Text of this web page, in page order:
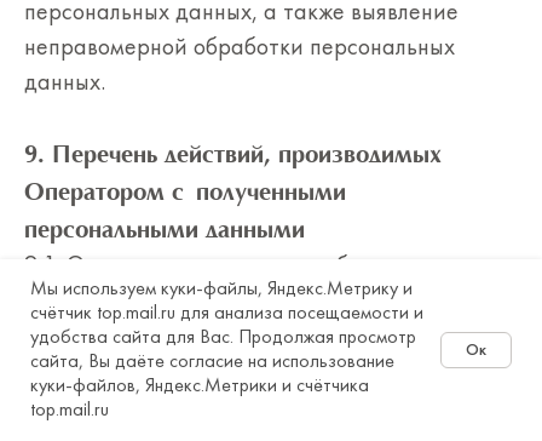
персональных данных, а также выявление
неправомерной обработки персональных
данных.
9. Перечень действий, производимых
Оператором с полученными
персональными данными
9.1. Оператор осуществляет сбор, запись,
систематизацию, накопление, хранение,
уточнение (обновление, изменение),
извлечение, использование, передачу
(распространение, предоставление, доступ),
Мы используем куки-файлы, Яндекс.Метрику и
счётчик top.mail.ru для анализа посещаемости и
удобства сайта для Вас. Продолжая просмотр
сайта, Вы даёте согласие на использование
куки-файлов, Яндекс.Метрики и счётчика
top.mail.ru
Ок
Онлайн-запись